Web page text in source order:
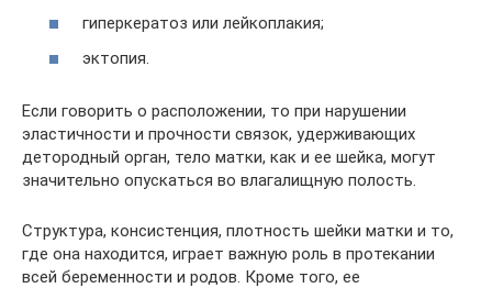
гиперкератоз или лейкоплакия;
эктопия.
Если говорить о расположении, то при нарушении
эластичности и прочности связок, удерживающих
детородный орган, тело матки, как и ее шейка, могут
значительно опускаться во влагалищную полость.
Структура, консистенция, плотность шейки матки и то,
где она находится, играет важную роль в протекании
всей беременности и родов. Кроме того, ее